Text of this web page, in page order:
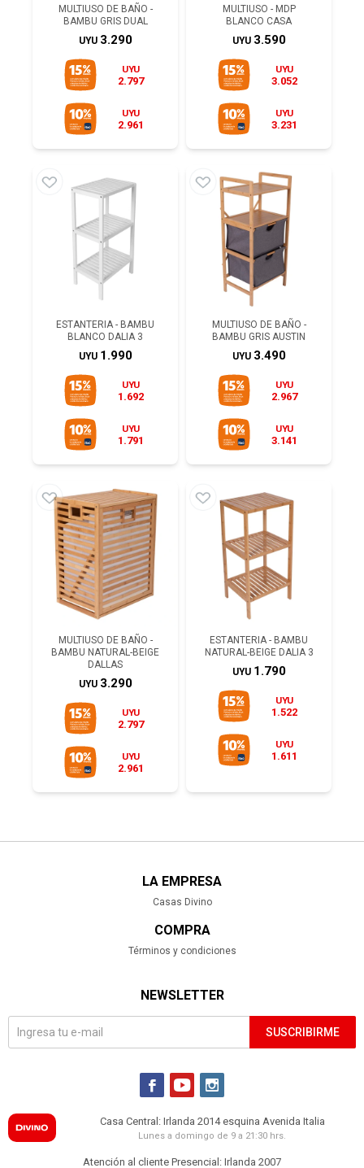
MULTIUSO DE BAÑO -
BAMBU GRIS DUAL
UYU 3.290
UYU
2.797
UYU
2.961
MULTIUSO - MDP
BLANCO CASA
UYU 3.590
UYU
3.052
UYU
3.231
ESTANTERIA - BAMBU
BLANCO DALIA 3
UYU 1.990
UYU
1.692
UYU
1.791
MULTIUSO DE BAÑO -
BAMBU GRIS AUSTIN
UYU 3.490
UYU
2.967
UYU
3.141
MULTIUSO DE BAÑO -
BAMBU NATURAL-BEIGE
DALLAS
UYU 3.290
UYU
2.797
UYU
2.961
ESTANTERIA - BAMBU
NATURAL-BEIGE DALIA 3
UYU 1.790
UYU
1.522
UYU
1.611
LA EMPRESA
Casas Divino
COMPRA
Términos y condiciones
NEWSLETTER
SUSCRIBIRME
  
Casa Central: Irlanda 2014 esquina Avenida Italia
Lunes a domingo de 9 a 21:30 hrs.
Atención al cliente Presencial: Irlanda 2007